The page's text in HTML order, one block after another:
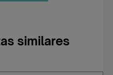
similares